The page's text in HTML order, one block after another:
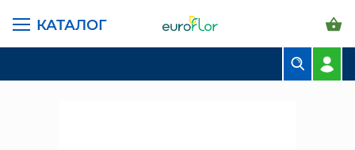
КАТАЛОГ
ГЛАВНАЯ СТРАНИЦА КАТАЛОГ ПРЕДМЕТЫ ИНТЕРЬЕРА